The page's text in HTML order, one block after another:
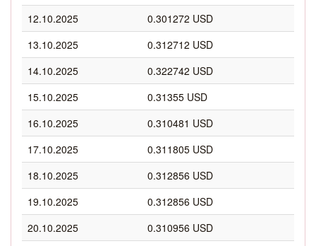
12.10.2025
0.301272 USD
13.10.2025
0.312712 USD
14.10.2025
0.322742 USD
15.10.2025
0.31355 USD
16.10.2025
0.310481 USD
17.10.2025
0.311805 USD
18.10.2025
0.312856 USD
19.10.2025
0.312856 USD
20.10.2025
0.310956 USD